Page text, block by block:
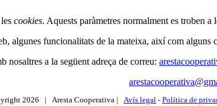
cookies. Aquests paràmetres normalment es troben
algunes funcionalitats de la mateixa, així com alguns
nosaltres a la següent adreça de correu:
2026 | Aresta Cooperativa | Avís legal - Política de